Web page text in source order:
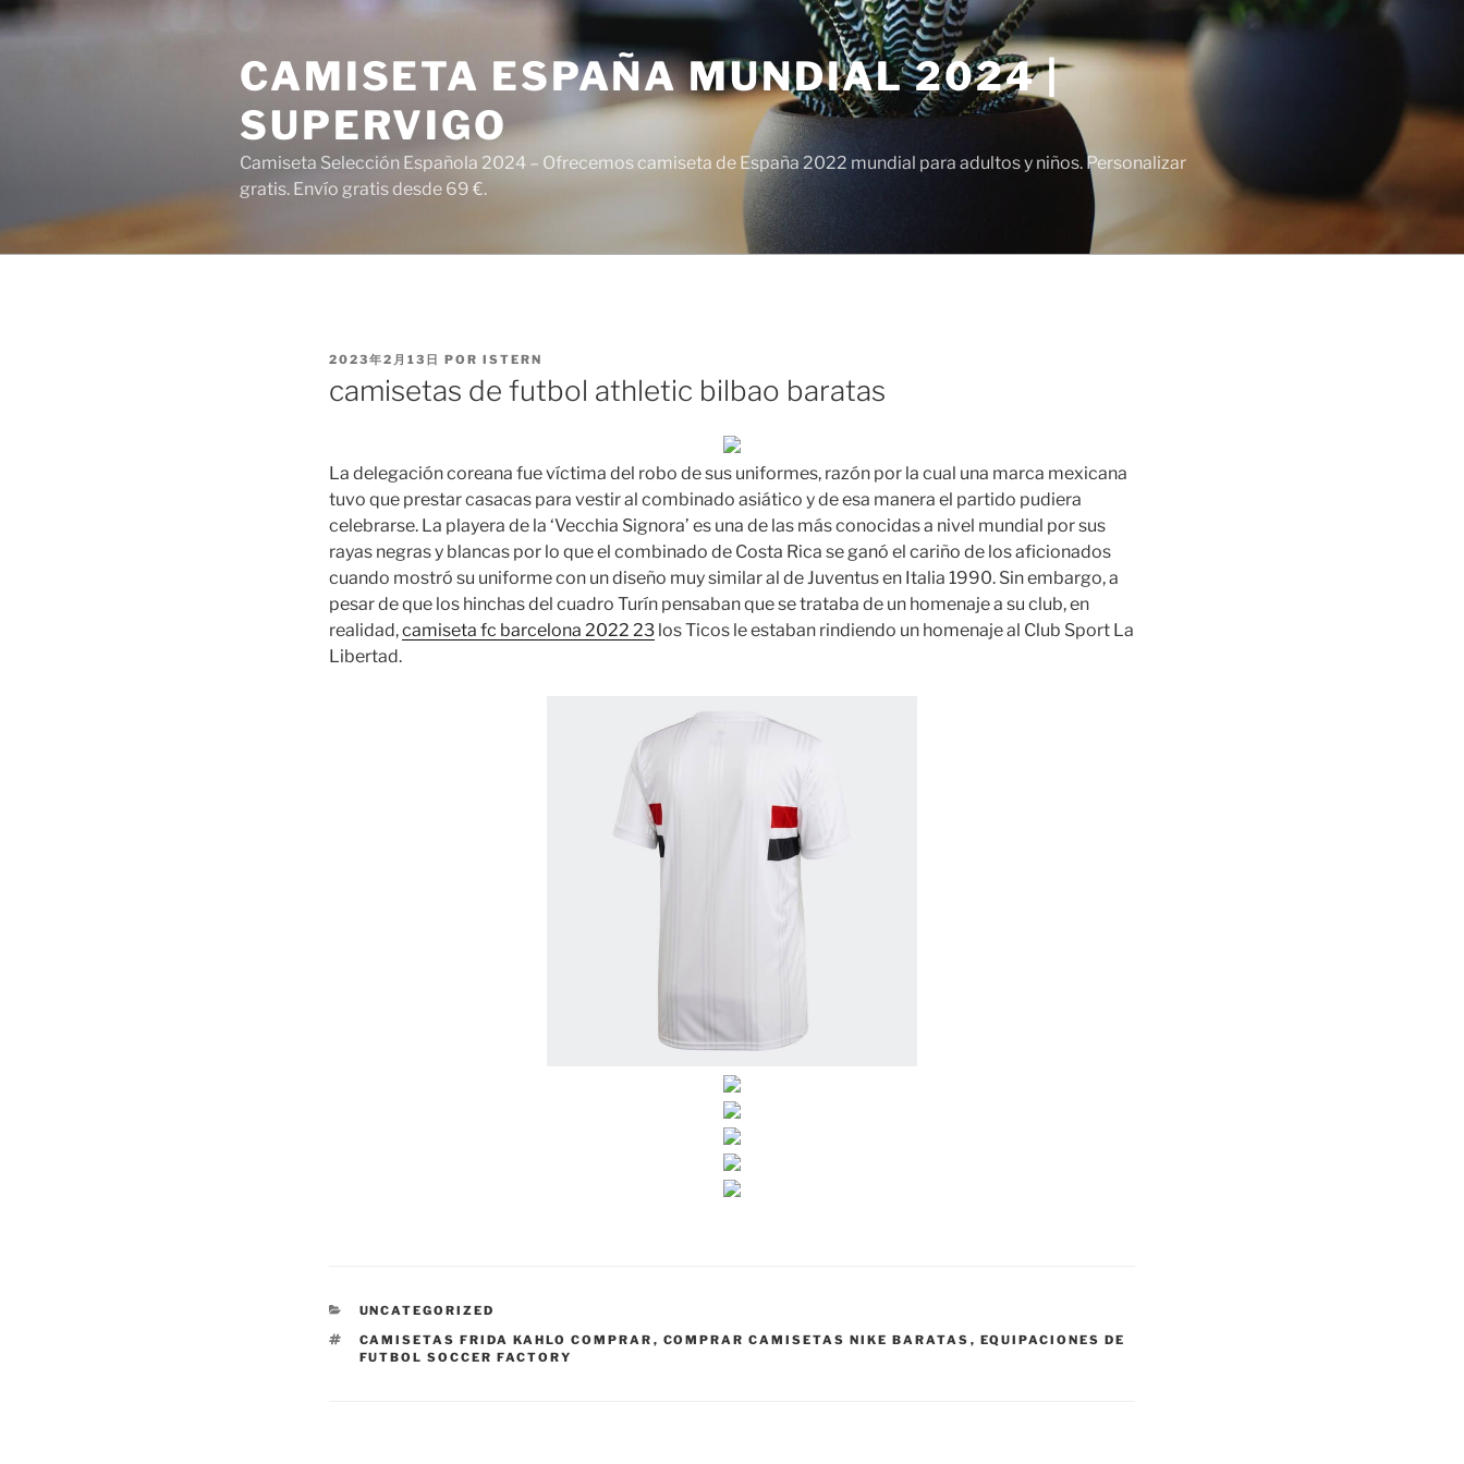
Saltar
al
CAMISETA ESPAÑA MUNDIAL 2024 |
SUPERVIGO
Camiseta Selección Española 2024 – Ofrecemos camiseta de España 2022 mundial para adultos y niños. Personalizar
gratis. Envío gratis desde 69 €.
PUBLICADO
2023年2月13日 POR ISTERN
camisetas de futbol athletic bilbao baratas
La delegación coreana fue víctima del robo de sus uniformes, razón por la cual una marca mexicana
tuvo que prestar casacas para vestir al combinado asiático y de esa manera el partido pudiera
celebrarse. La playera de la ‘Vecchia Signora’ es una de las más conocidas a nivel mundial por sus
rayas negras y blancas por lo que el combinado de Costa Rica se ganó el cariño de los aficionados
cuando mostró su uniforme con un diseño muy similar al de Juventus en Italia 1990. Sin embargo, a
pesar de que los hinchas del cuadro Turín pensaban que se trataba de un homenaje a su club, en
realidad,camiseta fc barcelona 2022 23 los Ticos le estaban rindiendo un homenaje al Club Sport La
Libertad.
CATEGORÍAS
UNCATEGORIZED
ETIQUETAS
CAMISETAS FRIDA KAHLO COMPRAR , COMPRAR CAMISETAS NIKE BARATAS , EQUIPACIONES DE
FUTBOL SOCCER FACTORY